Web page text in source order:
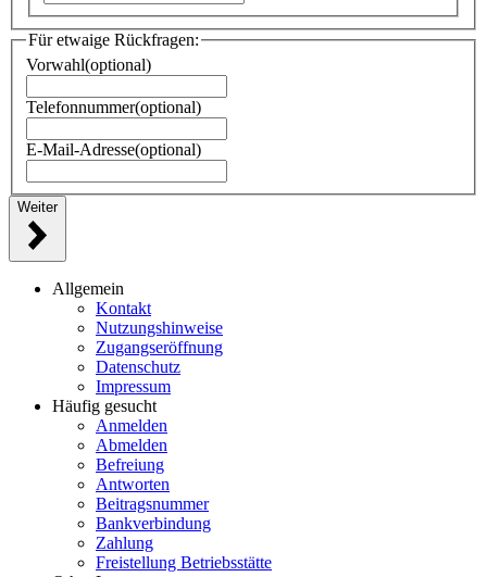
Für etwaige Rückfragen:
Vorwahl(optional)
Telefonnummer(optional)
E-Mail-Adresse(optional)
Weiter
Allgemein
Kontakt
Nutzungshinweise
Zugangseröffnung
Datenschutz
Impressum
Häufig gesucht
Anmelden
Abmelden
Befreiung
Antworten
Beitragsnummer
Bankverbindung
Zahlung
Freistellung Betriebsstätte